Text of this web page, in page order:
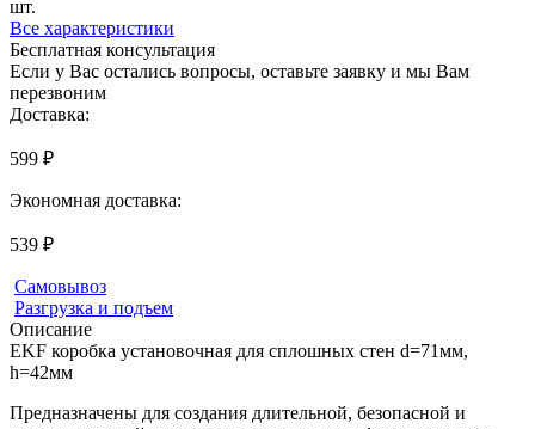
шт.
Все характеристики
Бесплатная консультация
Если у Вас остались вопросы, оставьте заявку и мы Вам
перезвоним
Доставка:
599 ₽
Экономная доставка:
539 ₽
Самовывоз
Разгрузка и подъем
Описание
EKF коробка установочная для сплошных стен d=71мм,
h=42мм
Предназначены для создания длительной, безопасной и